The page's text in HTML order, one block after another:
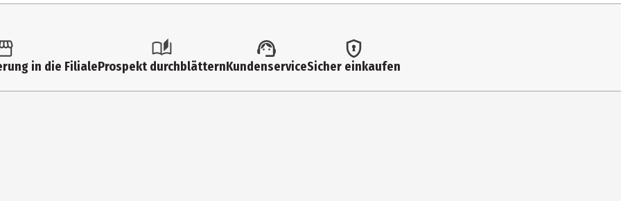
AQUA/WATER/EAU. BENZYL SALICYLATE. ETHYLHEXYL METHOXYCINNAMATE. CITRONELLOL. LIMONENE. COUMARIN. BUTYL
in die FilialeProspekt durchblätternKundenserviceSicher einkaufen